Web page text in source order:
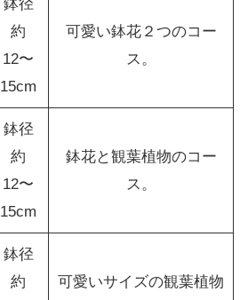
鉢径
約
12〜
15cm
可愛い鉢花２つのコー
ス。
鉢径
約
12〜
15cm
鉢花と観葉植物のコー
ス。
鉢径
約
可愛いサイズの観葉植物